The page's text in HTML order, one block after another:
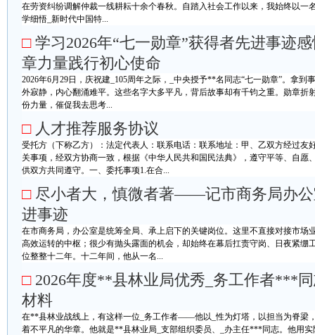
在劳资纠纷调解仲裁一线耕耘十余个春秋。自踏入社会工作以来，我始终以一
学细悟_新时代中国特...
□ 学习2026年“七一勋章”获得者先进事迹
章力量践行初心使命
2026年6月29日，庆祝建_105周年之际，_中央授予**名同志“七一勋章”。拿到
外寂静，内心翻涌难平。这些名字大多平凡，背后故事却有千钧之重。勋章折
份力量，催促我去思考...
□ 人才推荐服务协议
受托方（下称乙方）：法定代表人：联系电话：联系地址：甲、乙双方经过友
关事项，经双方协商一致，根据《中华人民共和国民法典》，遵守平等、自愿
供双方共同遵守。一、委托事项1.在合...
□ 尽小者大，慎微者著——记市商务局办
进事迹
在市商务局，办公室是统筹全局、承上启下的关键岗位。这里不直接对接市场
高效运转的中枢；很少有抛头露面的机会，却始终在幕后扛责守岗、日夜紧
位整整十二年。十二年间，他从一名...
□ 2026年度**县林业局优秀_务工作者***
材料
在**县林业战线上，有这样一位_务工作者——他以_性为灯塔，以担当为脊梁
着不平凡的华章。他就是**县林业局_支部组织委员、_办主任***同志。他用